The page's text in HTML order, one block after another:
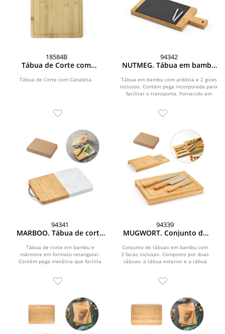
18584B
Tábua de Corte com
Tábua de Corte com Canaleta.
94342
NUTMEG. Tábua em bambu
inclusos
Tábua em bambu com ardósia e 2 gizes
inclusos. Contém pega incorporada para
facilitar o transporte. Fornecido em
94341
MARBOO. Tábua de corte
formato retangular
Tábua de corte em bambu e
mármore em formato retangular.
Contém pega metálica que facilita
94339
MUGWORT. Conjunto de
facas inclusas
Conjunto de tábuas em bambu com
3 facas inclusas. Composto por duas
tábuas: a tábua exterior e a tábua